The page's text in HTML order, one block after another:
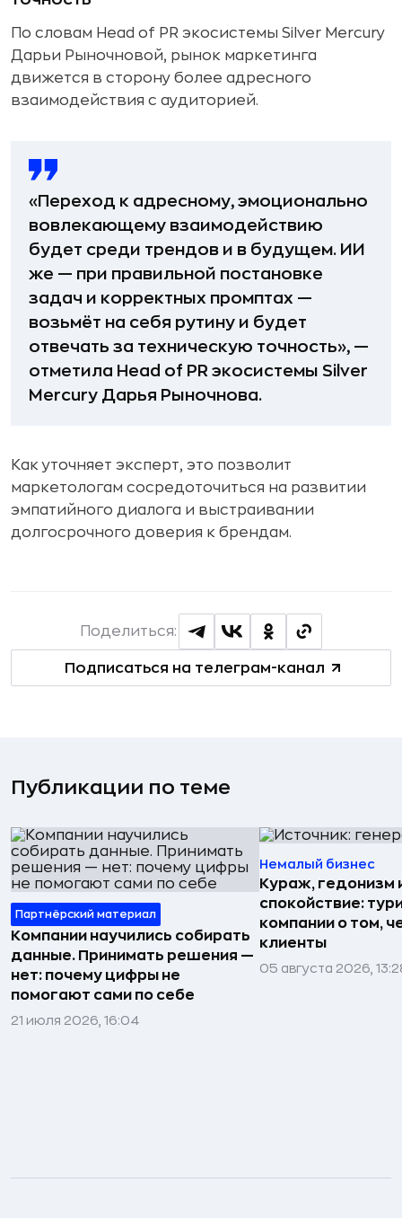
По словам Head of PR экосистемы Silver Mercury
Дарьи Рыночновой, рынок маркетинга
движется в сторону более адресного
взаимодействия с аудиторией.
«Переход к адресному, эмоционально
вовлекающему взаимодействию
будет среди трендов и в будущем. ИИ
же — при правильной постановке
задач и корректных промптах —
возьмёт на себя рутину и будет
отвечать за техническую точность», —
отметила Head of PR экосистемы Silver
Mercury Дарья Рыночнова.
Как уточняет эксперт, это позволит
маркетологам сосредоточиться на развитии
эмпатийного диалога и выстраивании
долгосрочного доверия к брендам.
Подписаться на телеграм-канал
Поделиться:
Публикации по теме
Партнёрский материал
Компании научились собирать
данные. Принимать решения —
нет: почему цифры не
помогают сами по себе
21 июля 2026, 16:04
Немалый бизнес
Кураж, гедонизм
спокойствие:
компании о том,
клиенты
05 августа 2026,